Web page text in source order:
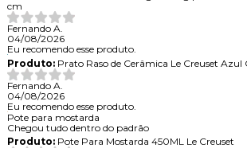
cm
Fernando A.
04/08/2026
Eu recomendo esse produto.
Produto:Prato Raso de Cerâmica Le Creuset Azul
Fernando A.
04/08/2026
Eu recomendo esse produto.
Pote para mostarda
Chegou tudo dentro do padrão
Produto:Pote Para Mostarda 450ML Le Creuset